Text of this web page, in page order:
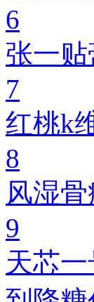
6
张一
7
红桃k
8
风湿骨
9
天芯